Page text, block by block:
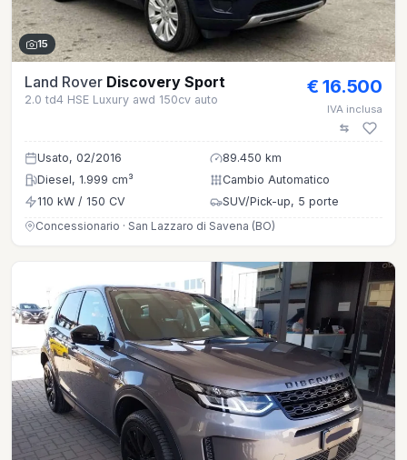
15
Land Rover Discovery Sport
2.0 td4 HSE Luxury awd 150cv auto
€ 16.500
IVA inclusa
Usato, 02/2016
89.450 km
Diesel, 1.999 cm³
Cambio Automatico
110 kW / 150 CV
SUV/Pick-up, 5 porte
Concessionario · San Lazzaro di Savena (BO)